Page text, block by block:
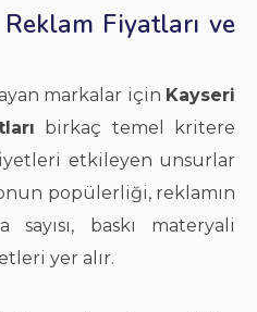
Fiyatları ve
markalar için Kayseri
birkaç temel kritere
etkileyen unsurlar
popülerliği, reklamın
sayısı, baskı materyali
yer alır.